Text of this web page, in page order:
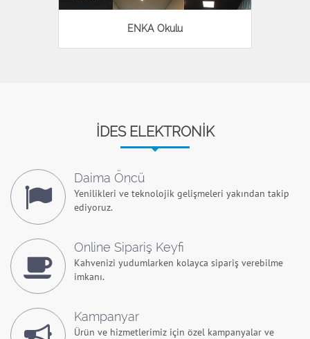
ENKA Okulu
İDES ELEKTRONİK
Daima Öncü
Yenilikleri ve teknolojik gelişmeleri yakından takip
ediyoruz.
Online Sipariş Keyfi
Kahvenizi yudumlarken kolayca sipariş verebilme
imkanı.
Kampanyar
Ürün ve hizmetlerimiz için özel kampanyalar ve